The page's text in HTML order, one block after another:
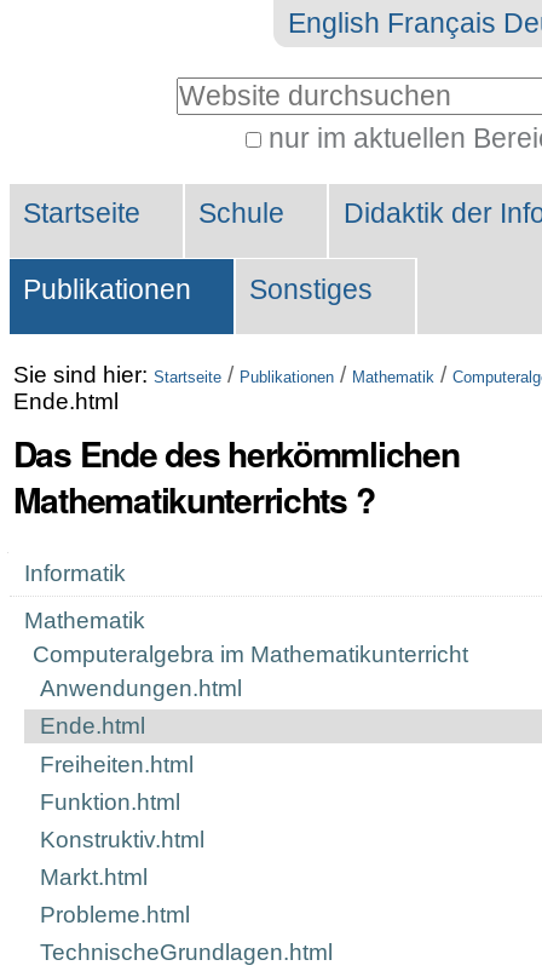
Direkt
zur
Navigation
BenutzerspezifischeEnglish Français
Website durchsuchen
nur im aktuellen
Suche…
Sektionen
Startseite Schule Didaktik der
Publikationen Sonstiges
Sie sind hier: Startseite / Publikationen / Mathematik /
Ende.html
Das Ende des herkömmlichen
Mathematikunterrichts ?
Navigation
Informatik
Mathematik
Computeralgebra im Mathematikunterricht
Anwendungen.html
Ende.html
Freiheiten.html
Funktion.html
Konstruktiv.html
Markt.html
Probleme.html
TechnischeGrundlagen.html